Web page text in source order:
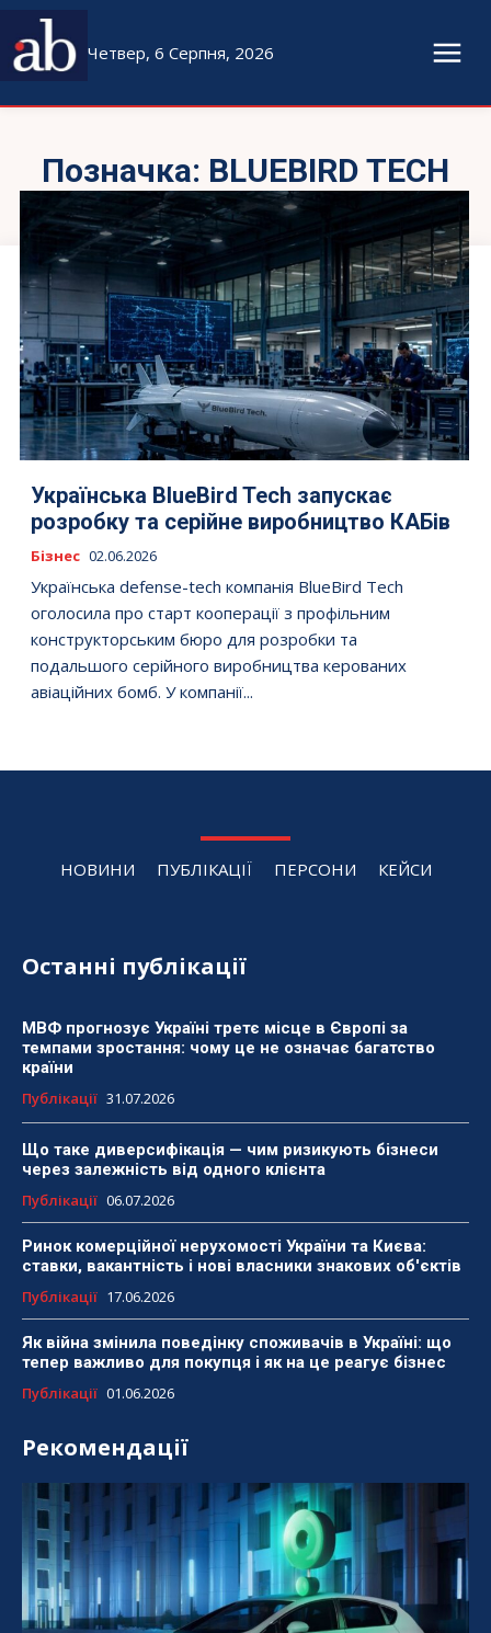
Четвер, 6 Серпня, 2026
Позначка: BLUEBIRD TECH
Українська BlueBird Tech запускає
розробку та серійне виробництво КАБів
Бізнес 02.06.2026
Українська defense-tech компанія BlueBird Tech
оголосила про старт кооперації з профільним
конструкторським бюро для розробки та
подальшого серійного виробництва керованих
авіаційних бомб. У компанії...
НОВИНИ ПУБЛІКАЦІЇ ПЕРСОНИ КЕЙСИ
Останні публікації
МВФ прогнозує Україні третє місце в Європі за
темпами зростання: чому це не означає багатство
країни
Публікації 31.07.2026
Що таке диверсифікація — чим ризикують бізнеси
через залежність від одного клієнта
Публікації 06.07.2026
Ринок комерційної нерухомості України та Києва:
ставки, вакантність і нові власники знакових об'єктів
Публікації 17.06.2026
Як війна змінила поведінку споживачів в Україні: що
тепер важливо для покупця і як на це реагує бізнес
Публікації 01.06.2026
Рекомендації